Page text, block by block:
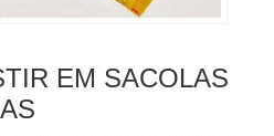
EM SACOLAS